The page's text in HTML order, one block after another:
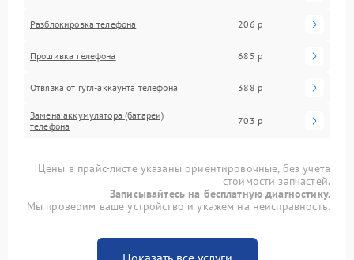
Разблокировка телефона 206 р
Прошивка телефона 685 р
Отвязка от гугл-аккаунта телефона 388 р
Замена аккумулятора (батареи)
телефона
703 р
Цены в прайс-листе указаны ориентировочные, без учета
стоимости запчастей.
Записывайтесь на бесплатную диагностику.
Мы проверим ваше устройство и укажем на неисправность.